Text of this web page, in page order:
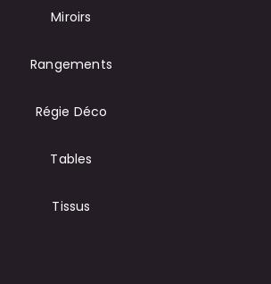
Miroirs
Rangements
Régie Déco
Tables
Tissus